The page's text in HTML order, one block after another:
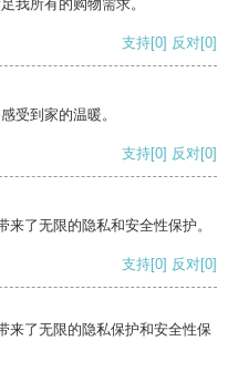
我所有的购物需求。
支持[0] 反对[0]
受到家的温暖。
支持[0] 反对[0]
了无限的隐私和安全性保护。
支持[0] 反对[0]
来了无限的隐私保护和安全性保